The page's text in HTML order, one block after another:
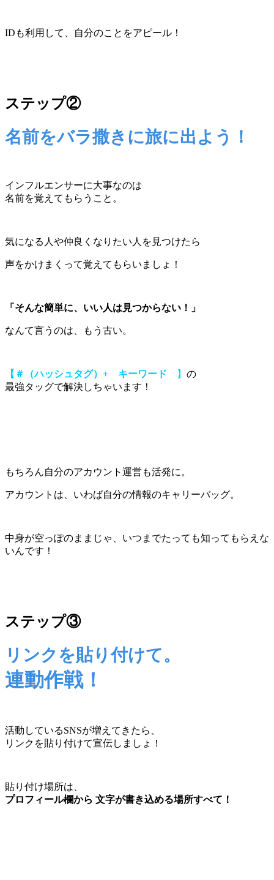
IDも利用して、自分のことをアピール！
ステップ②
名前をバラ撒きに旅に出よう！
インフルエンサーに大事なのは
名前を覚えてもらうこと。
気になる人や仲良くなりたい人を見つけたら
声をかけまくって覚えてもらいましょ！
「そんな簡単に、いい人は見つからない！」
なんて言うのは、もう古い。
【＃（ハッシュタグ）+ キーワード 】 の
最強タッグで解決しちゃいます！
もちろん自分のアカウント運営も活発に。
アカウントは、いわば自分の情報のキャリーバッグ。
中身が空っぽのままじゃ、いつまでたっても知ってもらえな
いんです！
ステップ③
リンクを貼り付けて。
連動作戦！
活動しているSNSが増えてきたら、
リンクを貼り付けて宣伝しましょ！
貼り付け場所は、
プロフィール欄から 文字が書き込める場所すべて！